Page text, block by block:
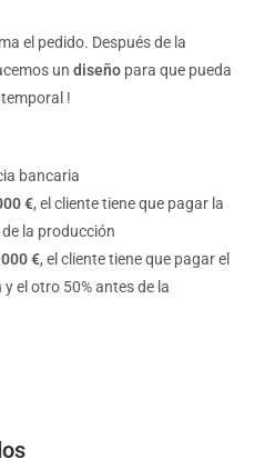
el pedido. Después de la
undiseño para que pueda
!
bancaria
€, el cliente tiene que pagar la
la producción
€, el cliente tiene que pagar el
el otro 50% antes de la